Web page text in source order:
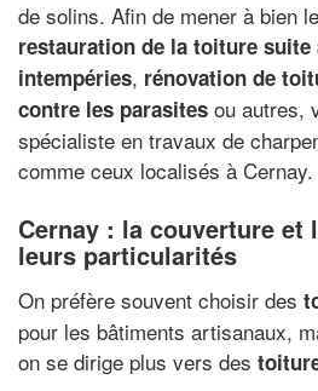
de solins. Afin de mener à bien
restauration de la toiture suite
intempéries, rénovation de
contre les parasites ou autres,
spécialiste en travaux de
comme ceux localisés à Cernay.
Cernay : la couverture et
leurs particularités
On préfère souvent choisir des
pour les bâtiments artisanaux,
on se dirige plus vers des